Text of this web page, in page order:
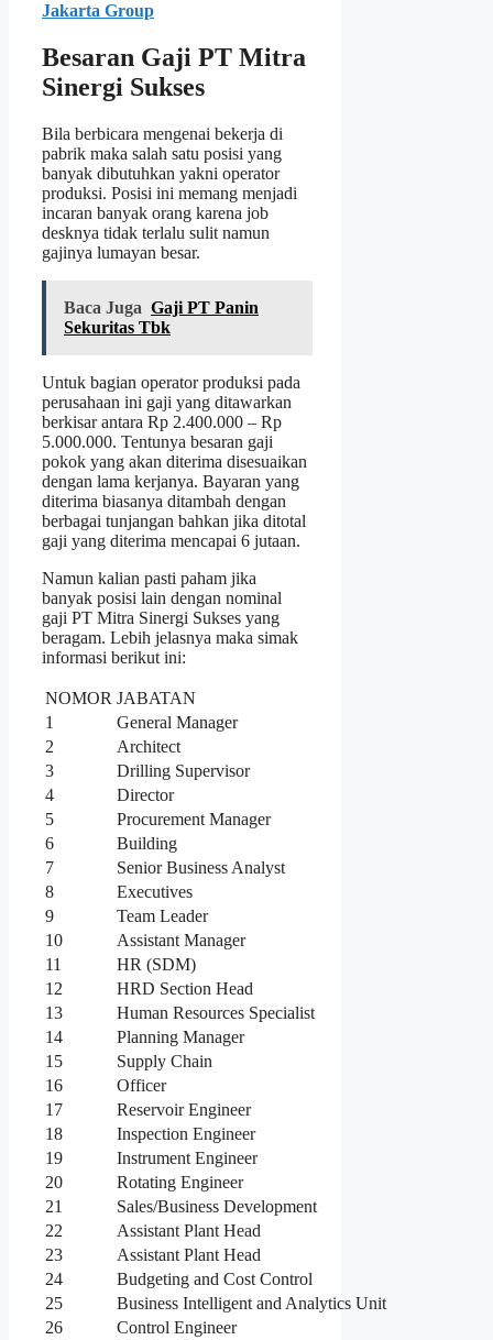
Jakarta Group
Besaran Gaji PT Mitra
Sinergi Sukses
Bila berbicara mengenai bekerja di
pabrik maka salah satu posisi yang
banyak dibutuhkan yakni operator
produksi. Posisi ini memang menjadi
incaran banyak orang karena job
desknya tidak terlalu sulit namun
gajinya lumayan besar.
Baca Juga Gaji PT Panin
Sekuritas Tbk
Untuk bagian operator produksi pada
perusahaan ini gaji yang ditawarkan
berkisar antara Rp 2.400.000 – Rp
5.000.000. Tentunya besaran gaji
pokok yang akan diterima disesuaikan
dengan lama kerjanya. Bayaran yang
diterima biasanya ditambah dengan
berbagai tunjangan bahkan jika ditotal
gaji yang diterima mencapai 6 jutaan.
Namun kalian pasti paham jika
banyak posisi lain dengan nominal
gaji PT Mitra Sinergi Sukses yang
beragam. Lebih jelasnya maka simak
informasi berikut ini:
NOMOR JABATAN
1
General Manager
2
Architect
3
Drilling Supervisor
4
Director
5
Procurement Manager
6
Building
7
Senior Business Analyst
8
Executives
9
Team Leader
10
Assistant Manager
11
HR (SDM)
12
HRD Section Head
13
Human Resources Specialist
14
Planning Manager
15
Supply Chain
16
Officer
17
Reservoir Engineer
18
Inspection Engineer
19
Instrument Engineer
20
Rotating Engineer
21
Sales/Business Development
22
Assistant Plant Head
23
Assistant Plant Head
24
Budgeting and Cost Control
25
Business Intelligent and Analytics Unit
26
Control Engineer